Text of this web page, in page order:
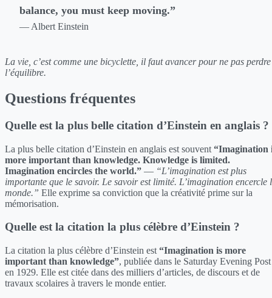
balance, you must keep moving.”
— Albert Einstein
La vie, c’est comme une bicyclette, il faut avancer pour ne pas perdre
l’équilibre.
Questions fréquentes
Quelle est la plus belle citation d’Einstein en anglais ?
La plus belle citation d’Einstein en anglais est souvent “Imagination
more important than knowledge. Knowledge is limited.
Imagination encircles the world.” — “L’imagination est plus
importante que le savoir. Le savoir est limité. L’imagination encercle
monde.” Elle exprime sa conviction que la créativité prime sur la
mémorisation.
Quelle est la citation la plus célèbre d’Einstein ?
La citation la plus célèbre d’Einstein est “Imagination is more
important than knowledge”, publiée dans le Saturday Evening Post
en 1929. Elle est citée dans des milliers d’articles, de discours et de
travaux scolaires à travers le monde entier.